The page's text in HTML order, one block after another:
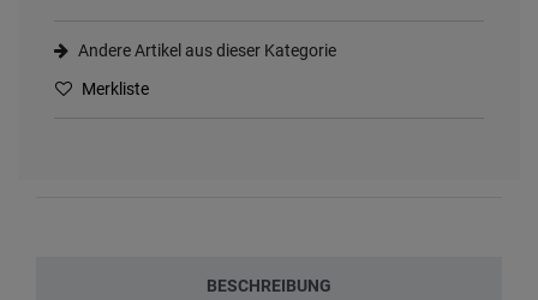
Andere Artikel aus dieser Kategorie
Merkliste
BESCHREIBUNG